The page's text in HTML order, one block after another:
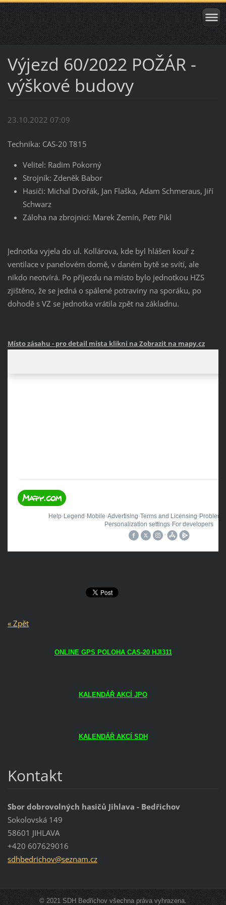
Výjezd 60/2022 POŽÁR -
výškové budovy
23.10.2022 07:09
Technika: CAS-20 T815
Velitel: Radim Pokorný
Strojník: Zdeněk Babor
Hasiči: Michal Dvořák, Jan Flaška, Adam Schmeraus, Jiří
Schwarz
Záloha na zbrojnici: Marek Zemín, Petr Pikl
Jednotka vyjela do ul. Kollárova, kde byl hlášen kouř z
ventilace v panelovém domě, v daném bytě se svítí, ale
nikdo neotvírá. Po příjezdu na místo bylo jednotkou HZS
zjištěno, že se jedná o spálené potraviny na sporáku, po
dohodě s VZ se jednotka vrátila zpět na základnu.
Místo zásahu - pro detail místa klikni na Zobrazit na mapy.cz
« Zpět
ONLINE GPS POLOHA CAS-20 HJI311
KALENDÁŘ AKCÍ JPO
KALENDÁŘ AKCÍ SDH
Kontakt
Sbor dobrovolných hasičů Jihlava - Bedřichov
Sokolovská 149
58601 JIHLAVA
+420 607629016
sdhbedrichov@seznam.cz
© 2021 SDH Bedřichov všechna práva vyhrazena.